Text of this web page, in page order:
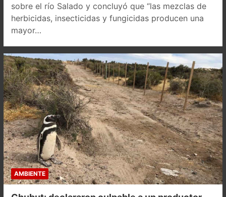
sobre el río Salado y concluyó que “las mezclas de
herbicidas, insecticidas y fungicidas producen una
mayor…
AMBIENTE